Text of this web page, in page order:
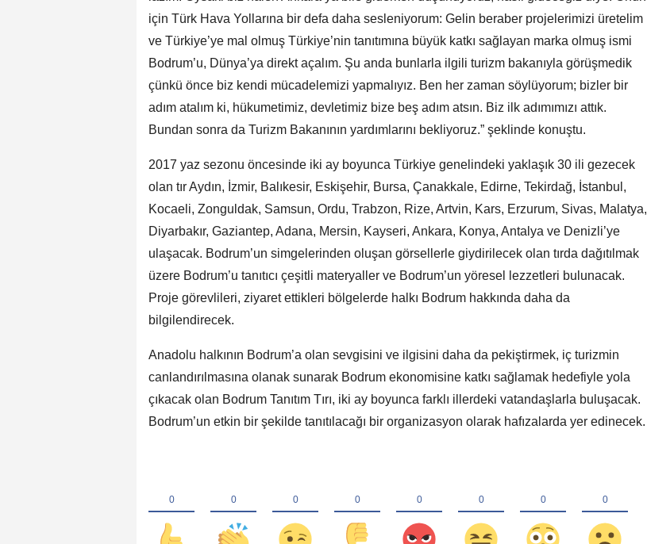
için Türk Hava Yollarına bir defa daha sesleniyorum: Gelin beraber projelerimizi üretelim
ve Türkiye’ye mal olmuş Türkiye’nin tanıtımına büyük katkı sağlayan marka olmuş ismi
Bodrum’u, Dünya’ya direkt açalım. Şu anda bunlarla ilgili turizm bakanıyla görüşmedik
çünkü önce biz kendi mücadelemizi yapmalıyız. Ben her zaman söylüyorum; bizler bir
adım atalım ki, hükumetimiz, devletimiz bize beş adım atsın. Biz ilk adımımızı attık.
Bundan sonra da Turizm Bakanının yardımlarını bekliyoruz.” şeklinde konuştu.
2017 yaz sezonu öncesinde iki ay boyunca Türkiye genelindeki yaklaşık 30 ili gezecek
olan tır Aydın, İzmir, Balıkesir, Eskişehir, Bursa, Çanakkale, Edirne, Tekirdağ, İstanbul,
Kocaeli, Zonguldak, Samsun, Ordu, Trabzon, Rize, Artvin, Kars, Erzurum, Sivas, Malatya,
Diyarbakır, Gaziantep, Adana, Mersin, Kayseri, Ankara, Konya, Antalya ve Denizli’ye
ulaşacak. Bodrum’un simgelerinden oluşan görsellerle giydirilecek olan tırda dağıtılmak
üzere Bodrum’u tanıtıcı çeşitli materyaller ve Bodrum’un yöresel lezzetleri bulunacak.
Proje görevlileri, ziyaret ettikleri bölgelerde halkı Bodrum hakkında daha da
bilgilendirecek.
Anadolu halkının Bodrum’a olan sevgisini ve ilgisini daha da pekiştirmek, iç turizmin
canlandırılmasına olanak sunarak Bodrum ekonomisine katkı sağlamak hedefiyle yola
çıkacak olan Bodrum Tanıtım Tırı, iki ay boyunca farklı illerdeki vatandaşlarla buluşacak.
Bodrum’un etkin bir şekilde tanıtılacağı bir organizasyon olarak hafızalarda yer edinecek.